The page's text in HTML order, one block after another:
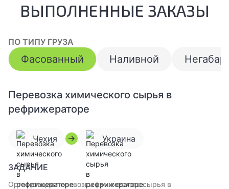
ВЫПОЛНЕННЫЕ ЗАКАЗЫ
ПО ТИПУ ГРУЗА
Фасованный Наливной
Перевозка химического сырья в
рефрижераторе
Чехия Украина
ЗАДАНИЕ
Организация перевозки химического сырья в